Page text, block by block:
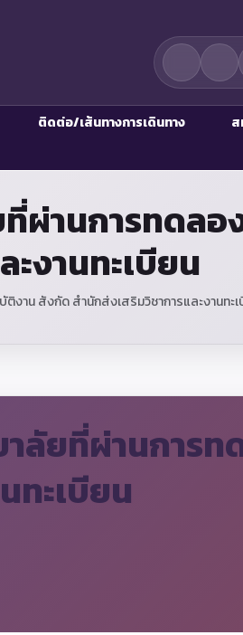
ติดต่อ/เส้นทางการเดินทาง ส
ที่ผ่านการทดล
งานทะเบียน
งาน สังกัด สำนักส่งเสริมวิชาการและงานทะ
าลัยที่ผ่านการ
ทะเบียน